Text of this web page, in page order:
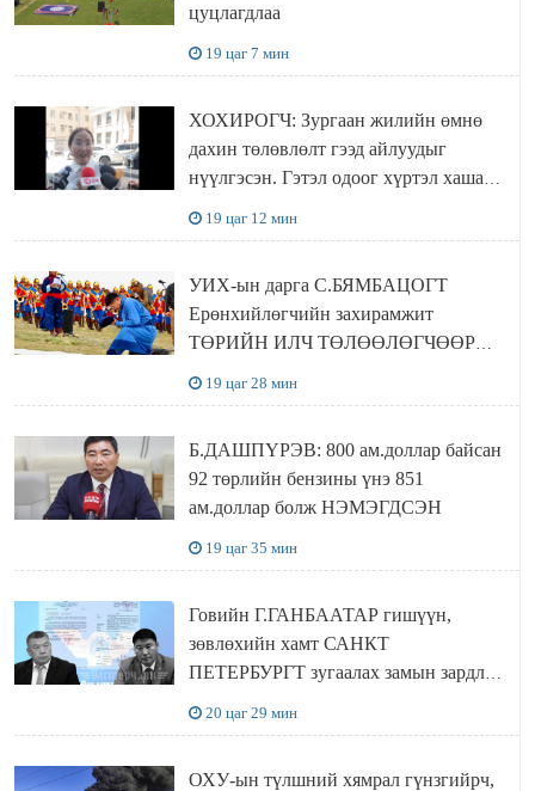
цуцлагдлаа
19 цаг 7 мин
ХОХИРОГЧ: Зургаан жилийн өмнө
дахин төлөвлөлт гээд айлуудыг
нүүлгэсэн. Гэтэл одоог хүртэл хашаа
19 цаг 12 мин
УИХ-ын дарга С.БЯМБАЦОГТ
Ерөнхийлөгчийн захирамжит
ТӨРИЙН ИЛЧ ТӨЛӨӨЛӨГЧӨӨР
19 цаг 28 мин
Б.ДАШПҮРЭВ: 800 ам.доллар байсан
92 төрлийн бензины үнэ 851
ам.доллар болж НЭМЭГДСЭН
19 цаг 35 мин
Говийн Г.ГАНБААТАР гишүүн,
зөвлөхийн хамт САНКТ
ПЕТЕРБУРГТ зугаалах замын зардлаа
20 цаг 29 мин
ОХУ-ын түлшний хямрал гүнзгийрч,